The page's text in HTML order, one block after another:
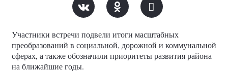
Участники встречи подвели итоги масштабных
преобразований в социальной, дорожной и коммунальной
сферах, а также обозначили приоритеты развития района
на ближайшие годы.